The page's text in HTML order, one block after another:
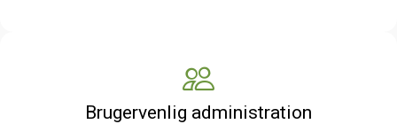
Brugervenlig administration